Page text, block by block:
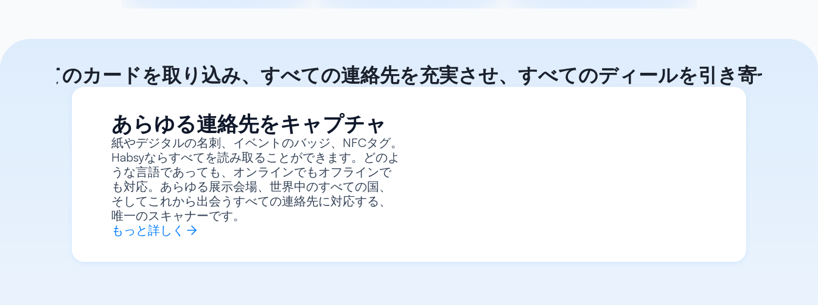
すべてのカードを取り込み、すべての連絡先を充実させ、すべてのディールを引き寄せる。
あらゆる連絡先をキャプチャ
紙やデジタルの名刺、イベントのバッジ、NFCタグ。
Habsyならすべてを読み取ることができます。どのよ
うな言語であっても、オンラインでもオフラインで
も対応。あらゆる展示会場、世界中のすべての国、
そしてこれから出会うすべての連絡先に対応する、
唯一のスキャナーです。
もっと詳しく